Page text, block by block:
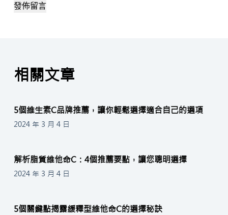
發佈留言
相關文章
5個維生素C品牌推薦，讓你輕鬆選擇適合自己的選項
2024 年 3 月 4 日
解析脂質維他命C：4個推薦要點，讓您聰明選擇
2024 年 3 月 4 日
5個關鍵點揭露緩釋型維他命C的選擇秘訣